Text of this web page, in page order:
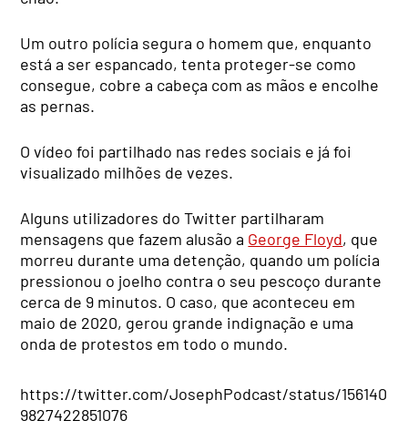
Um outro polícia segura o homem que, enquanto
está a ser espancado, tenta proteger-se como
consegue, cobre a cabeça com as mãos e encolhe
as pernas.
O vídeo foi partilhado nas redes sociais e já foi
visualizado milhões de vezes.
Alguns utilizadores do Twitter partilharam
mensagens que fazem alusão a George Floyd, que
morreu durante uma detenção, quando um polícia
pressionou o joelho contra o seu pescoço durante
cerca de 9 minutos. O caso, que aconteceu em
maio de 2020, gerou grande indignação e uma
onda de protestos em todo o mundo.
https://twitter.com/JosephPodcast/status/156140
9827422851076